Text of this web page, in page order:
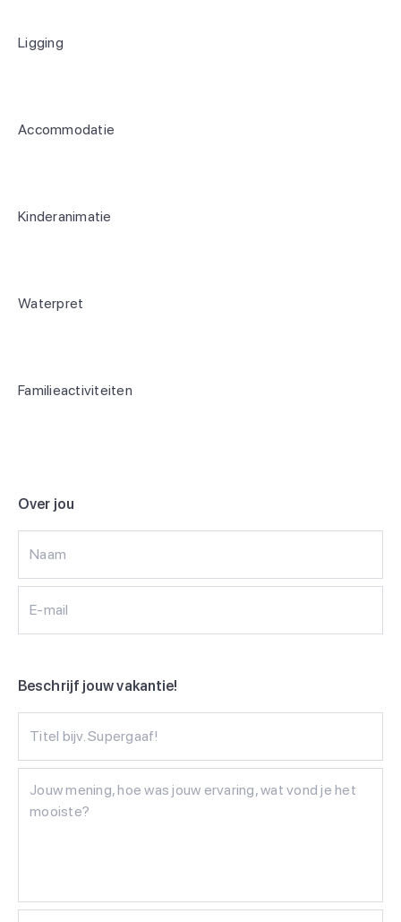
Ligging
Accommodatie
Kinderanimatie
Waterpret
Familieactiviteiten
Over jou
Naam
E-mail
Beschrijf jouw vakantie!
Titel bijv. Supergaaf!